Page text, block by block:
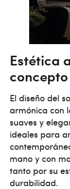
Estética
El diseño del
armónica con
suaves y
ideales para
mano y con
tanto por su
durabilidad.